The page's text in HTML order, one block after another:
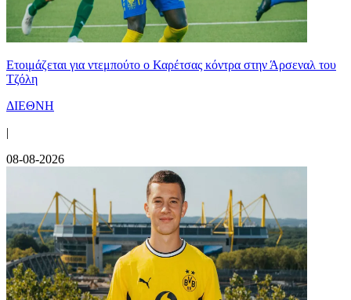
Ετοιμάζεται για ντεμπούτο ο Καρέτσας κόντρα στην Άρσεναλ του
Τζόλη
ΔΙΕΘΝΗ
|
08-08-2026